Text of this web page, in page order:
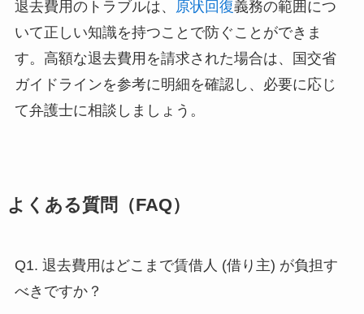
退去費用のトラブルは、 原状回復義務の範囲につ
いて正しい知識を持つことで防ぐことができま
す。高額な退去費用を請求された場合は、国交省
ガイドラインを参考に明細を確認し、必要に応じ
て弁護士に相談しましょう。
よくある質問（FAQ）
Q1. 退去費用はどこまで賃借人 (借り主) が負担す
べきですか？